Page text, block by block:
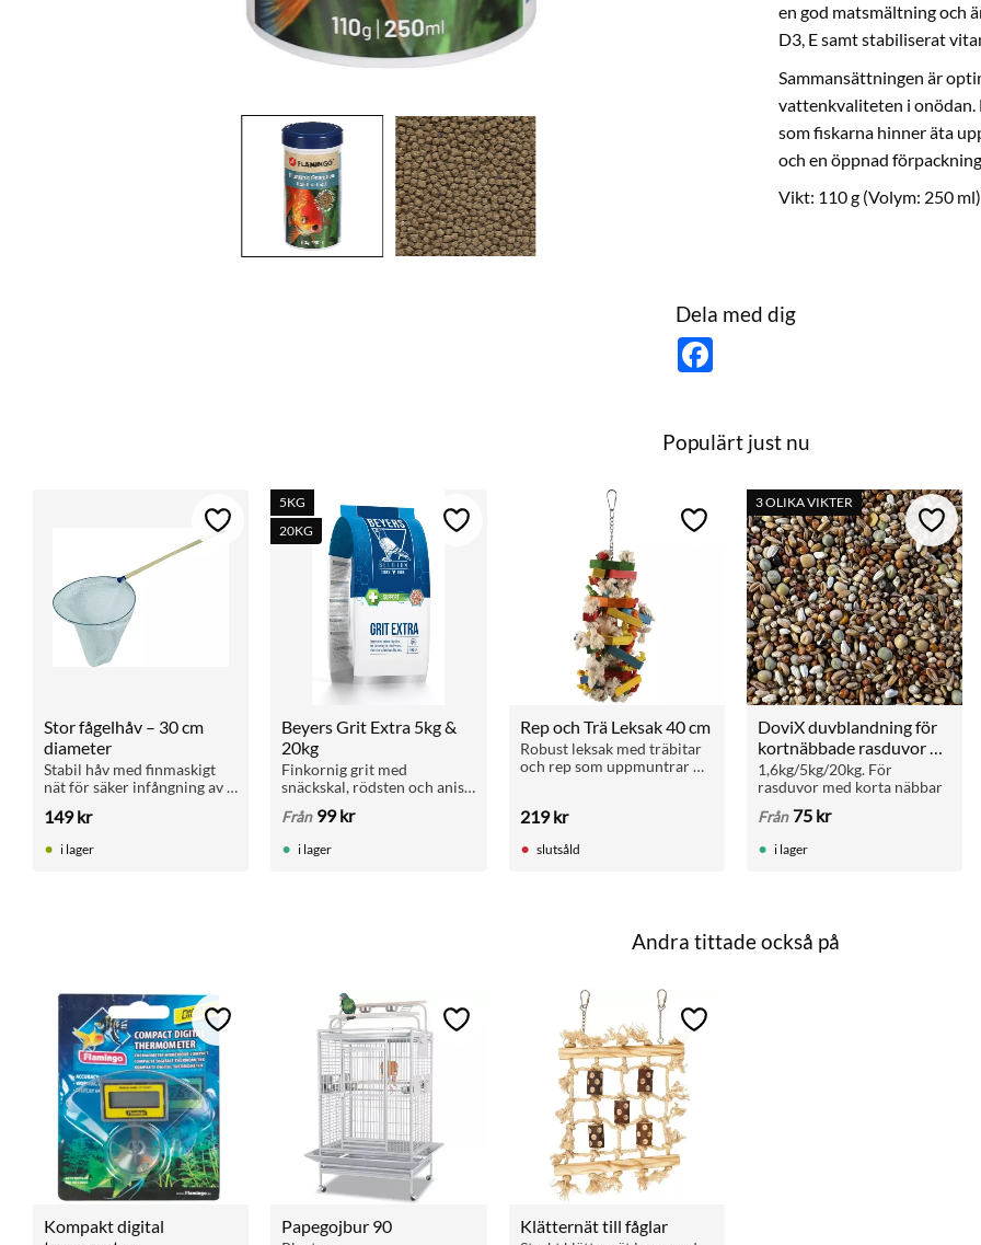
en god matsmältning och
D3, E samt stabiliserat
Sammansättningen är
vattenkvaliteten i onödan.
som fiskarna hinner äta
och en öppnad
Vikt: 110 g (Volym: 250 ml)
Dela med dig
o
o
Populärt just nu
Stor fågelhåv – 30 cm
diameter
Stabil håv med finmaskigt
nät för säker infångning av
i bur eller voljär.
149kr
Lägg till i favoriter
i lager
Beyers Grit Extra 5kg &
20kg
Finkornig grit med
snäckskal, rödsten och anis.
benstyrka och äggskal. Ges
och 20 kg.
Från 99kr
5KG
20KG
Lägg till i favoriter
i lager
Rep och Trä Leksak 40 cm
Robust leksak med träbitar
och rep som uppmuntrar
219kr
Lägg till i favoriter
slutsåld
DoviX duvblandning för
kortnäbbade rasduvor
(1,6–20 kg)
1,6kg/5kg/20kg. För
rasduvor med korta näbbar
Från 75kr
3 OLIKA VIKTER
Lägg
i lager
Andra tittade också på
Kompakt digital
Lägg till i favoriter
Papegojbur 90
Lägg till i favoriter
Klätternät till fåglar
Lägg till i favoriter